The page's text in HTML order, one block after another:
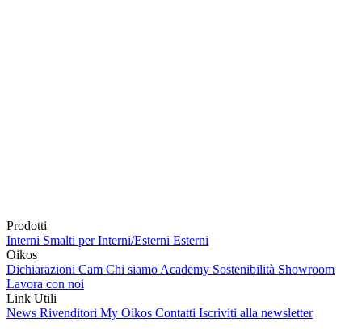
Prodotti
Interni Smalti per Interni/Esterni Esterni
Oikos
Dichiarazioni Cam Chi siamo Academy Sostenibilità Showroom
Lavora con noi
Link Utili
News Rivenditori My Oikos Contatti Iscriviti alla newsletter